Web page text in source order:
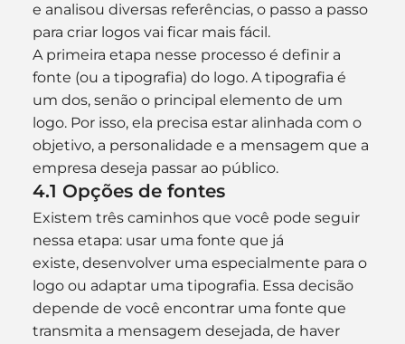
e analisou diversas referências, o passo a passo
para criar logos vai ficar mais fácil.
A primeira etapa nesse processo é definir a
fonte (ou a tipografia) do logo. A tipografia é
um dos, senão o principal elemento de um
logo. Por isso, ela precisa estar alinhada com o
objetivo, a personalidade e a mensagem que a
empresa deseja passar ao público.
4.1 Opções de fontes
Existem três caminhos que você pode seguir
nessa etapa: usar uma fonte que já
existe, desenvolver uma especialmente para o
logo ou adaptar uma tipografia. Essa decisão
depende de você encontrar uma fonte que
transmita a mensagem desejada, de haver